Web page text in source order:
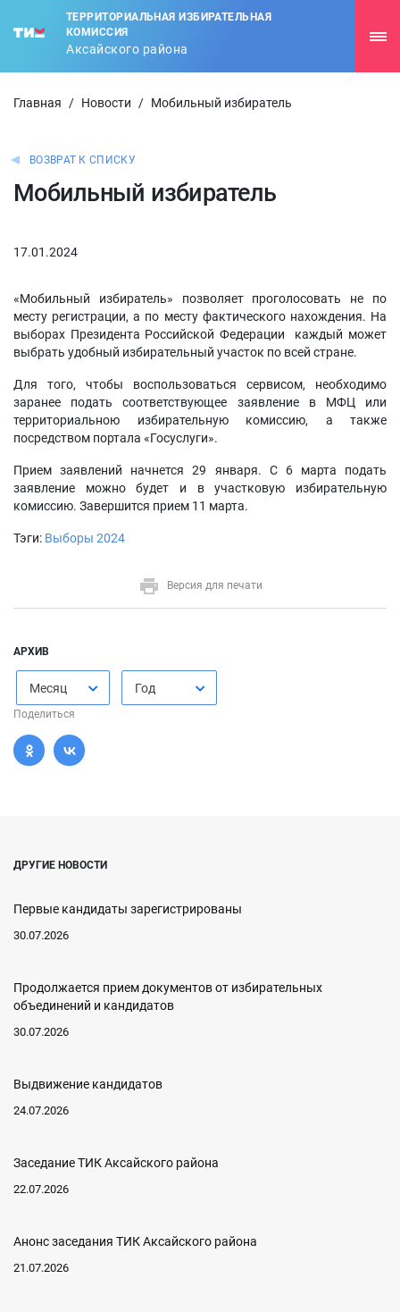
ТЕРРИТОРИАЛЬНАЯ ИЗБИРАТЕЛЬНАЯ
КОМИССИЯ
Аксайского района
Главная / Новости / Мобильный избиратель
ВОЗВРАТ К СПИСКУ
Мобильный избиратель
17.01.2024
«Мобильный избиратель» позволяет проголосовать не по
месту регистрации, а по месту фактического нахождения. На
выборах Президента Российской Федерации каждый может
выбрать удобный избирательный участок по всей стране.
Для того, чтобы воспользоваться сервисом, необходимо
заранее подать соответствующее заявление в МФЦ или
территориальною избирательную комиссию, а также
посредством портала «Госуслуги».
Прием заявлений начнется 29 января. С 6 марта подать
заявление можно будет и в участковую избирательную
комиссию. Завершится прием 11 марта.
Тэги: Выборы 2024
Версия для печати
АРХИВ
Месяц Год
Поделиться
ДРУГИЕ НОВОСТИ
Первые кандидаты зарегистрированы
30.07.2026
Продолжается прием документов от избирательных
объединений и кандидатов
30.07.2026
Выдвижение кандидатов
24.07.2026
Заседание ТИК Аксайского района
22.07.2026
Анонс заседания ТИК Аксайского района
21.07.2026